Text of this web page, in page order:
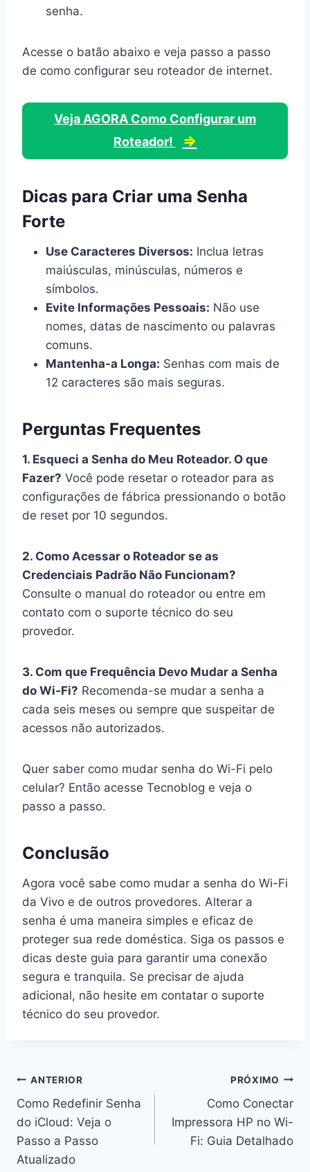
senha.
Acesse o batão abaixo e veja passo a passo
de como configurar seu roteador de internet.
Veja AGORA Como Configurar um
Roteador!
⇒
Dicas para Criar uma Senha
Forte
Use Caracteres Diversos: Inclua letras
maiúsculas, minúsculas, números e
símbolos.
Evite Informações Pessoais: Não use
nomes, datas de nascimento ou palavras
comuns.
Mantenha-a Longa: Senhas com mais de
12 caracteres são mais seguras.
Perguntas Frequentes
1. Esqueci a Senha do Meu Roteador. O que
Fazer? Você pode resetar o roteador para as
configurações de fábrica pressionando o botão
de reset por 10 segundos.
2. Como Acessar o Roteador se as
Credenciais Padrão Não Funcionam?
Consulte o manual do roteador ou entre em
contato com o suporte técnico do seu
provedor.
3. Com que Frequência Devo Mudar a Senha
do Wi-Fi? Recomenda-se mudar a senha a
cada seis meses ou sempre que suspeitar de
acessos não autorizados.
Quer saber como mudar senha do Wi-Fi pelo
celular? Então acesse Tecnoblog e veja o
passo a passo.
Conclusão
Agora você sabe como mudar a senha do Wi-Fi
da Vivo e de outros provedores. Alterar a
senha é uma maneira simples e eficaz de
proteger sua rede doméstica. Siga os passos e
dicas deste guia para garantir uma conexão
segura e tranquila. Se precisar de ajuda
adicional, não hesite em contatar o suporte
técnico do seu provedor.
Navegação
de
Post
ANTERIOR
Como Redefinir Senha
do iCloud: Veja o
Passo a Passo
Atualizado
PRÓXIMO
Como Conectar
Impressora HP no Wi-
Fi: Guia Detalhado